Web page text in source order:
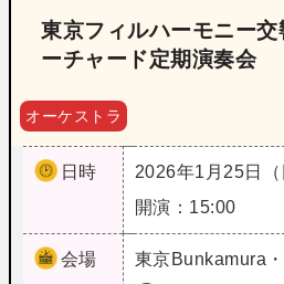
東京フィルハーモニー
ーチャード定期演奏会
オーケストラ
日時
2026年1月25日（
開演：15:00
会場 東京Bunkamura